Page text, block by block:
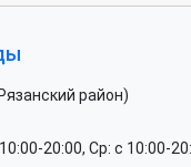
район)
20:00, Ср: c 10:00-